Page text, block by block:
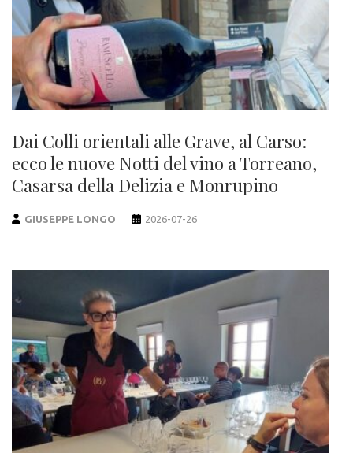
Dai Colli orientali alle Grave, al Carso:
ecco le nuove Notti del vino a Torreano,
Casarsa della Delizia e Monrupino
GIUSEPPE LONGO 2026-07-26